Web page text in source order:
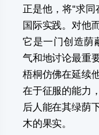
正是他，将“求
国际实践。对他
它是一门创造荫
气和地讨论最重
梧桐仿佛在延续
在于征服的能力
后人能在其绿荫
木的果实。